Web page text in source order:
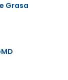
Grasa